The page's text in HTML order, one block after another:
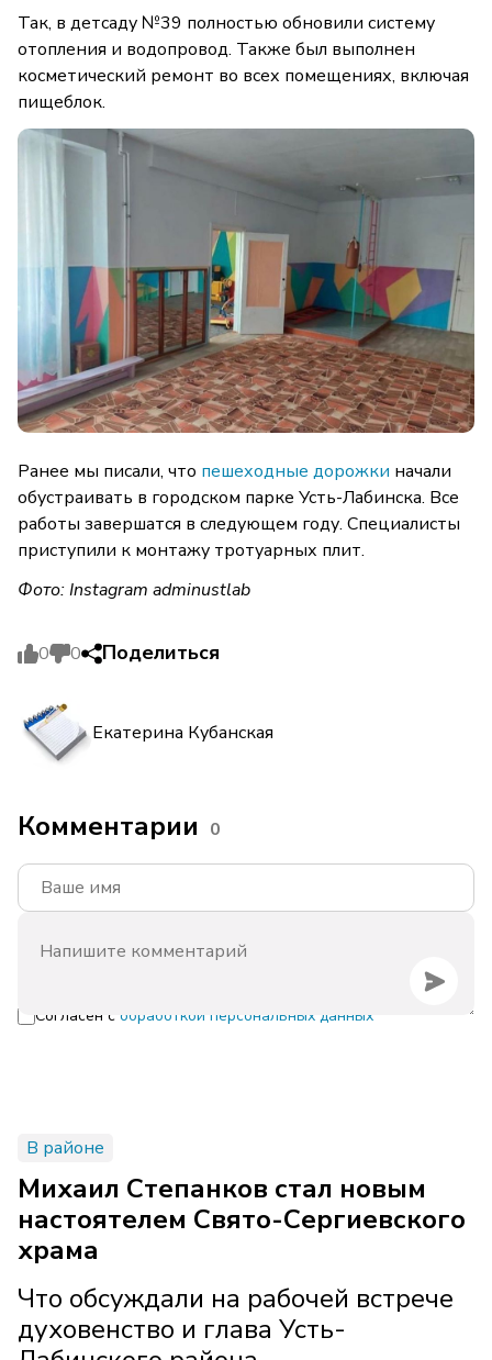
Так, в детсаду №39 полностью обновили систему
отопления и водопровод. Также был выполнен
косметический ремонт во всех помещениях, включая
пищеблок.
Ранее мы писали, что пешеходные дорожки начали
обустраивать в городском парке Усть-Лабинска. Все
работы завершатся в следующем году. Специалисты
приступили к монтажу тротуарных плит.
Фото: Instagram adminustlab
0 0 Поделиться
Екатерина Кубанская
Комментарии 0
Согласен с обработкой персональных данных
В районе
Михаил Степанков стал новым
настоятелем Свято-Сергиевского
храма
Что обсуждали на рабочей встрече
духовенство и глава Усть-